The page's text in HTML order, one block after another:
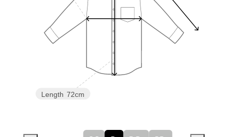
Length 72cm